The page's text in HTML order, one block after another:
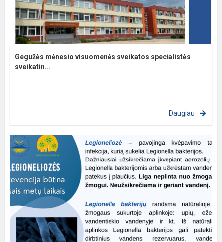
Gegužės mėnesio visuomenės sveikatos specialistės
sveikatin...
Daugiau